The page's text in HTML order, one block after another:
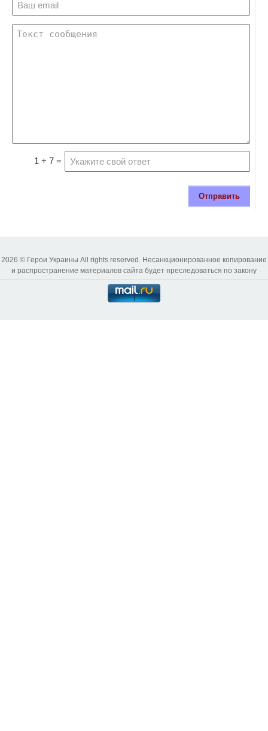
1 + 7 =
Отправить
2026 © Герои Украины All rights reserved. Несанкционированное копирование
и распространение материалов сайта будет преследоваться по закону